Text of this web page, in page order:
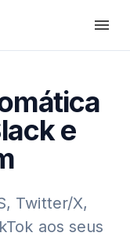
e
Twitter/X,
aos seus